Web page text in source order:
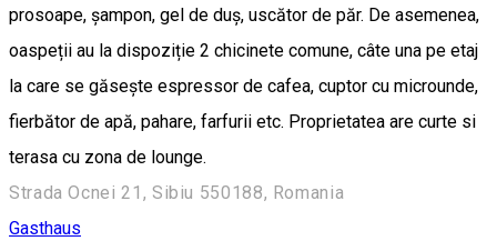
prosoape, șampon, gel de duș, uscător de păr. De asemenea,
oaspeții au la dispoziție 2 chicinete comune, câte una pe etaj
la care se găsește espressor de cafea, cuptor cu microunde,
fierbător de apă, pahare, farfurii etc. Proprietatea are curte si
terasa cu zona de lounge.
Strada Ocnei 21, Sibiu 550188, Romania
Gasthaus